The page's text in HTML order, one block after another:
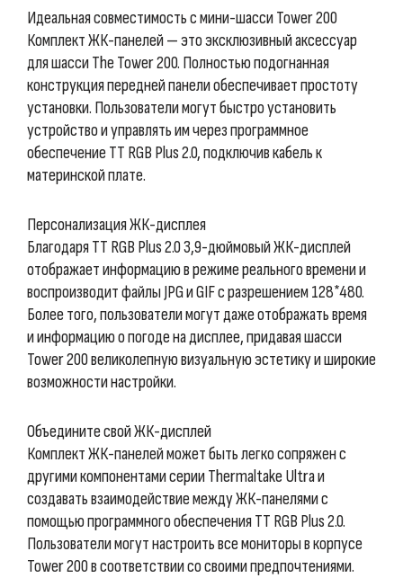
Идеальная совместимость с мини-шасси Tower 200
Комплект ЖК-панелей — это эксклюзивный аксессуар
для шасси The Tower 200. Полностью подогнанная
конструкция передней панели обеспечивает простоту
установки. Пользователи могут быстро установить
устройство и управлять им через программное
обеспечение TT RGB Plus 2.0, подключив кабель к
материнской плате.
Персонализация ЖК-дисплея
Благодаря TT RGB Plus 2.0 3,9-дюймовый ЖК-дисплей
отображает информацию в режиме реального времени и
воспроизводит файлы JPG и GIF с разрешением 128*480.
Более того, пользователи могут даже отображать время
и информацию о погоде на дисплее, придавая шасси
Tower 200 великолепную визуальную эстетику и широкие
возможности настройки.
Объедините свой ЖК-дисплей
Комплект ЖК-панелей может быть легко сопряжен с
другими компонентами серии Thermaltake Ultra и
создавать взаимодействие между ЖК-панелями с
помощью программного обеспечения TT RGB Plus 2.0.
Пользователи могут настроить все мониторы в корпусе
Tower 200 в соответствии со своими предпочтениями.